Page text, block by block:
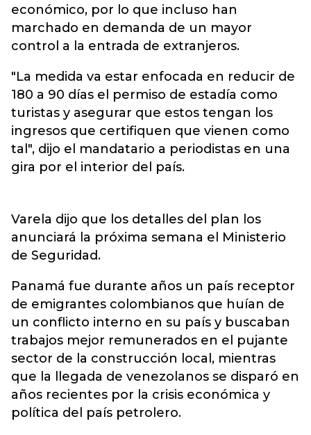
económico, por lo que incluso han
marchado en demanda de un mayor
control a la entrada de extranjeros.
"La medida va estar enfocada en reducir de
180 a 90 días el permiso de estadía como
turistas y asegurar que estos tengan los
ingresos que certifiquen que vienen como
tal", dijo el mandatario a periodistas en una
gira por el interior del país.
Varela dijo que los detalles del plan los
anunciará la próxima semana el Ministerio
de Seguridad.
Panamá fue durante años un país receptor
de emigrantes colombianos que huían de
un conflicto interno en su país y buscaban
trabajos mejor remunerados en el pujante
sector de la construcción local, mientras
que la llegada de venezolanos se disparó en
años recientes por la crisis económica y
política del país petrolero.